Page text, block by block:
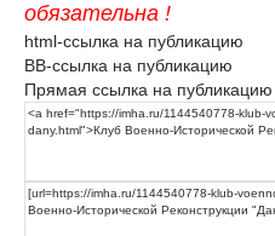
обязательна !
html-ссылка на публикацию
BB-ссылка на публикацию
Прямая ссылка на публикацию